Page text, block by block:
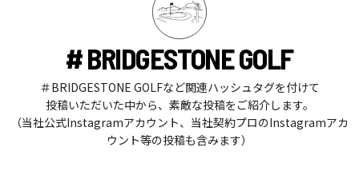
# BRIDGESTONE GOLF
＃BRIDGESTONE GOLFなど関連ハッシュタグを付けて
投稿いただいた中から、素敵な投稿をご紹介します。
（当社公式Instagramアカウント、当社契約プロのInstagramアカ
ウント等の投稿も含みます）